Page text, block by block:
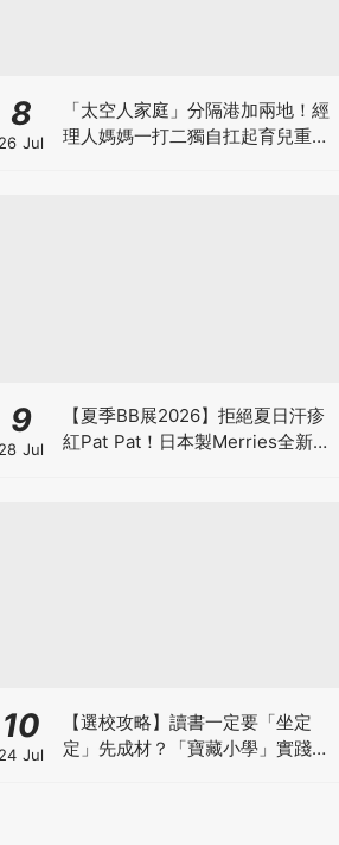
8
26 Jul
「太空人家庭」分隔港加兩地！經
理人媽媽一打二獨自扛起育兒重
9
28 Jul
【夏季BB展2026】拒絕夏日汗疹
紅Pat Pat！日本製Merries全新超
10
24 Jul
【選校攻略】讀書一定要「坐定
定」先成材？「寶藏小學」實踐動